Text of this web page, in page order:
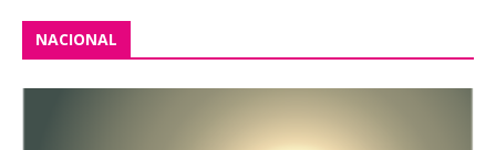
NACIONAL